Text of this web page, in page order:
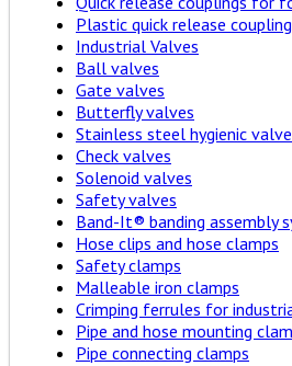
Plastic quick release
Industrial Valves
Ball valves
Gate valves
Butterfly valves
Stainless steel hygienic
Check valves
Solenoid valves
Safety valves
Band-It® banding assembly
Hose clips and hose clamps
Safety clamps
Malleable iron clamps
Crimping ferrules for
Pipe and hose mounting
Pipe connecting clamps